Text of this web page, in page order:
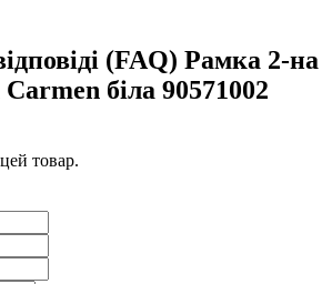
(FAQ) Рамка 2-на
біла 90571002
товар.